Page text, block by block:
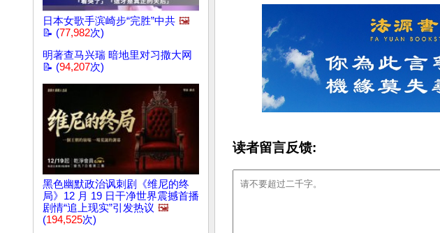
日本女歌手滨崎步“完胜”中共 🖼️
📝 (77,982次)
明著查马兴瑞 暗地里对习撒大网
📝 (94,207次)
黑色幽默政治讽刺剧《维尼的终
局》12 月 19 日干净世界震撼首播
剧情“追上现实”引发热议 🖼️
(194,525次)
读者留言反馈: